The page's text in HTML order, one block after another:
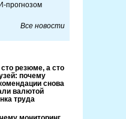
прогнозом
Все новости
сто резюме, а сто
почему
снова
валютой
труда